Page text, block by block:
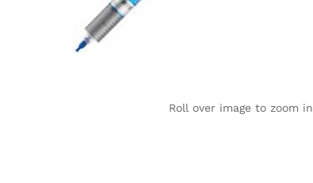
Roll over image to zoom in